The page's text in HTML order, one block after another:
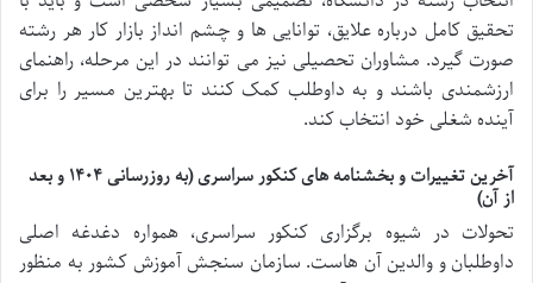
تحقیق کامل درباره علایق، توانایی ها و چشم انداز بازار کار هر رشته
صورت گیرد. مشاوران تحصیلی نیز می توانند در این مرحله، راهنمای
ارزشمندی باشند و به داوطلب کمک کنند تا بهترین مسیر را برای
آینده شغلی خود انتخاب کند.
آخرین تغییرات و بخشنامه های کنکور سراسری (به روزرسانی ۱۴۰۴ و بعد
از آن)
تحولات در شیوه برگزاری کنکور سراسری، همواره دغدغه اصلی
داوطلبان و والدین آن هاست. سازمان سنجش آموزش کشور به منظور